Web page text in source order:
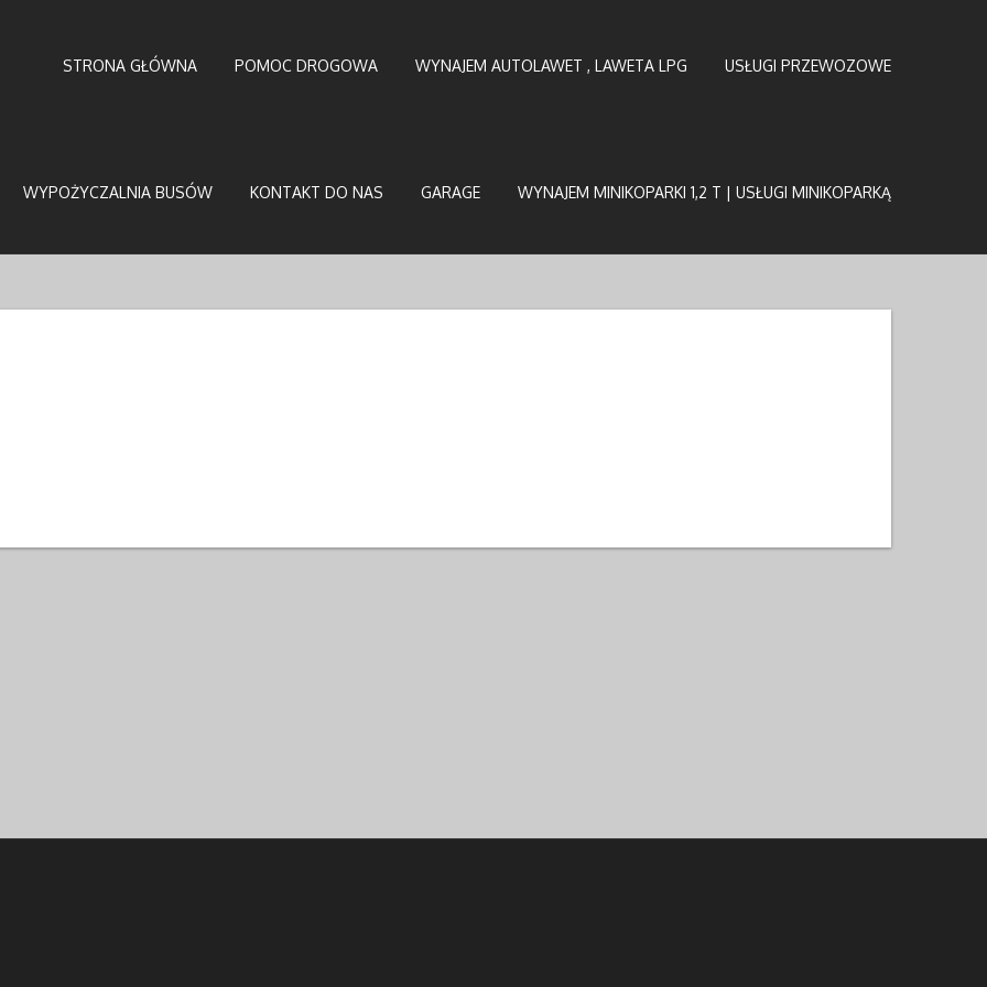
STRONA GŁÓWNA POMOC DROGOWA WYNAJEM AUTOLAWET , LAWETA LPG USŁUGI PRZEWOZOWE
WYPOŻYCZALNIA BUSÓW KONTAKT DO NAS GARAGE WYNAJEM MINIKOPARKI 1,2 T | USŁUGI MINIKOPARKĄ